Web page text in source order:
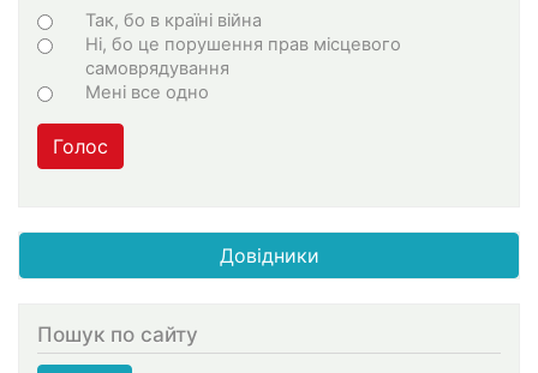
Варіанти
Так, бо в країні війна
Ні, бо це порушення прав місцевого
самоврядування
Мені все одно
Голос
Довідники
Пошук по сайту